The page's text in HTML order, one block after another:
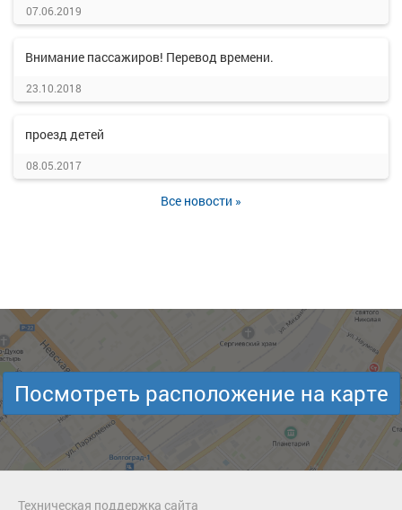
07.06.2019
Внимание пассажиров! Перевод времени.
23.10.2018
проезд детей
08.05.2017
Все новости »
Посмотреть расположение на карте
Техническая поддержка сайта